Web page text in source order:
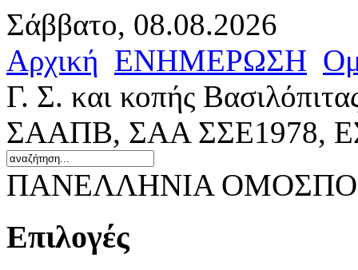
Σάββατο, 08.08.2026
Αρχική ΕΝΗΜΕΡΩΣΗ
Γ. Σ. και κοπής
ΣΑΑΠΒ, ΣΑΑ ΣΣΕ1978,
ΠΑΝΕΛΛΗΝΙΑ
Επιλογές